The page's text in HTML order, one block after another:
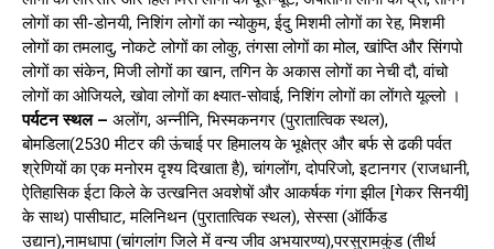
लोगों का सी-डोनयी, निशिंग लोगों का न्योकुम, ईदु मिशमी लोगों का रेह, मिशमी
लोगों का तमलादु, नोकटे लोगों का लोकु, तंगसा लोगों का मोल, खांप्ति और सिंगपो
लोगों का संकेन, मिजी लोगों का खान, तगिन के अकास लोगों का नेची दौ, वांचो
लोगों का ओजियले, खोवा लोगों का क्ष्यात-सोवाई, निशिंग लोगों का लोंगते यूल्लो ।
पर्यटन स्थल – अलोंग, अन्नीनि, भिस्मकनगर (पुरातात्विक स्थल),
बोमडिला(2530 मीटर की ऊंचाई पर हिमालय के भूक्षेत्र और बर्फ से ढकी पर्वत
श्रेणियों का एक मनोरम दृश्य दिखाता है), चांगलोंग, दोपरिजो, इटानगर (राजधानी,
ऐतिहासिक ईटा किले के उत्खनित अवशेषों और आकर्षक गंगा झील [गेकर सिनयी]
के साथ) पासीघाट, मलिनिथन (पुरातात्विक स्थल), सेस्सा (ऑर्किड
उद्यान),नामधापा (चांगलांग जिले में वन्य जीव अभयारण्य),परसुरामकुंड (तीर्थ